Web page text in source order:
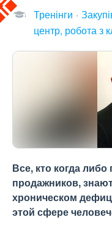
Тренінги
центр, робота з
Все, кто когда
продажников,
хроническом
этой сфере